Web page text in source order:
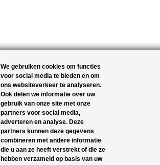
We gebruiken cookies om functies
voor social media te bieden en om
ons websiteverkeer te analyseren.
Ook delen we informatie over uw
gebruik van onze site met onze
partners voor social media,
adverteren en analyse. Deze
partners kunnen deze gegevens
combineren met andere informatie
die u aan ze heeft verstrekt of die ze
hebben verzameld op basis van uw